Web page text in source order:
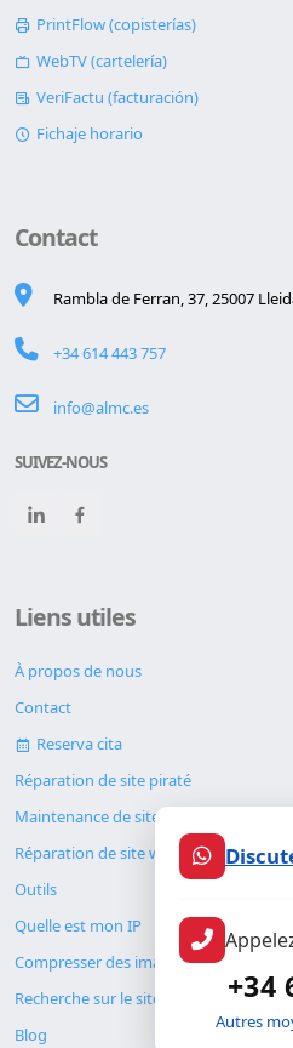
PrintFlow (copisterías)
WebTV (cartelería)
VeriFactu (facturación)
Fichaje horario
Contact
Rambla de Ferran, 37, 25007
+34 614 443 757
info@almc.es
SUIVEZ-NOUS
Liens utiles
À propos de nous
Contact
Reserva cita
Réparation de site piraté
Maintenance de site web
Réparation de site web
Outils
Quelle est mon IP
Compresser des images
Recherche sur le site
Blog
+34
Autres